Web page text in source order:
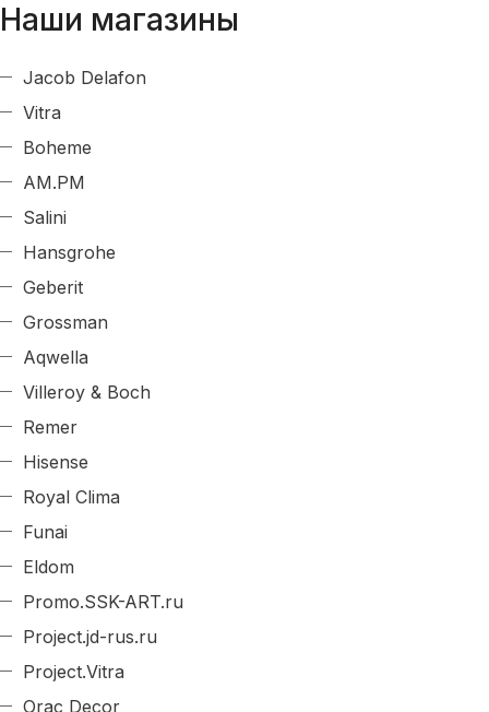
Наши магазины
Jacob Delafon
Vitra
Boheme
AM.PM
Salini
Hansgrohe
Geberit
Grossman
Aqwella
Villeroy & Boch
Remer
Hisense
Royal Clima
Funai
Eldom
Promo.SSK-ART.ru
Project.jd-rus.ru
Project.Vitra
Orac Decor